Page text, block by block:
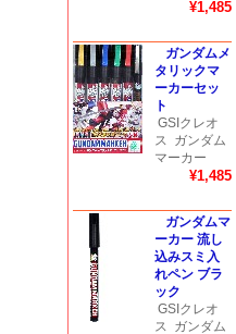
¥1,485
ガンダムメ
タリックマ
ーカーセッ
ト
GSIクレオ
ス ガンダム
マーカー
¥1,485
ガンダムマ
ーカー 流し
込みスミ入
れペン ブラ
ック
GSIクレオ
ス ガンダム